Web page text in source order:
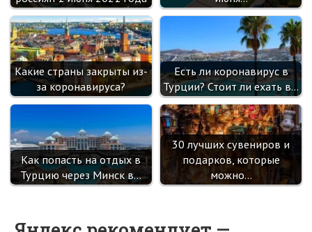
Какие страны закрыты из-
за коронавируса?
Есть ли коронавирус в
Турции? Стоит ли ехать в…
Как попасть на отдых в
Турцию через Минск в…
30 лучших сувениров и
подарков, которые
можно…